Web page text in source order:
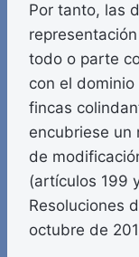
Por tanto, las
todo o parte
con el
fincas
encubriese un
de
(artículos 199
Resoluciones
octubre de